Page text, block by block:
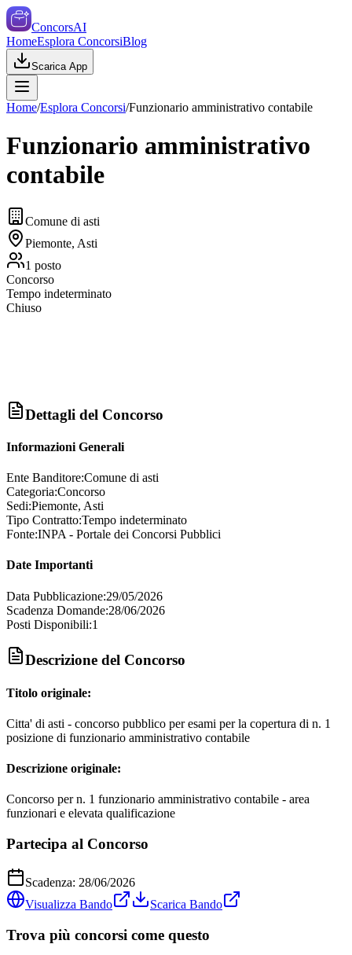
ConcorsAI
HomeEsplora ConcorsiBlog
Scarica App
Home/Esplora Concorsi/Funzionario amministrativo contabile
Funzionario amministrativo
contabile
Comune di asti
Piemonte, Asti
1 posto
Concorso
Tempo indeterminato
Chiuso
Dettagli del Concorso
Informazioni Generali
Ente Banditore:Comune di asti
Categoria:Concorso
Sedi:Piemonte, Asti
Tipo Contratto:Tempo indeterminato
Fonte:INPA - Portale dei Concorsi Pubblici
Date Importanti
Data Pubblicazione:29/05/2026
Scadenza Domande:28/06/2026
Posti Disponibili:1
Descrizione del Concorso
Titolo originale:
Citta' di asti - concorso pubblico per esami per la copertura di n. 1
posizione di funzionario amministrativo contabile
Descrizione originale:
Concorso per n. 1 funzionario amministrativo contabile - area
funzionari e elevata qualificazione
Partecipa al Concorso
Scadenza: 28/06/2026
Visualizza Bando
Scarica Bando
Trova più concorsi come questo